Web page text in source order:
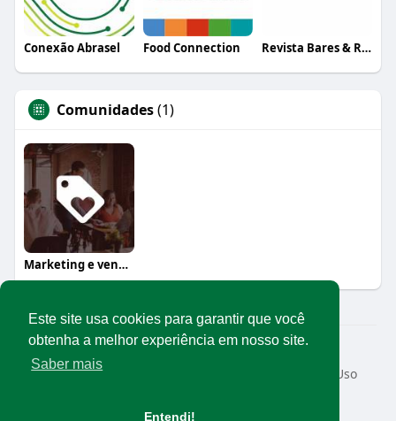
Este site usa cookies para garantir que você
obtenha a melhor experiência em nosso site.
Saber mais
Entendi!
Conexão Abrasel Food Connection Revista Bares & Restaurantes
Comunidades(1)
Marketing e vendas
© 2026 Rede Abrasel
Início
Sobre
Termos de Uso